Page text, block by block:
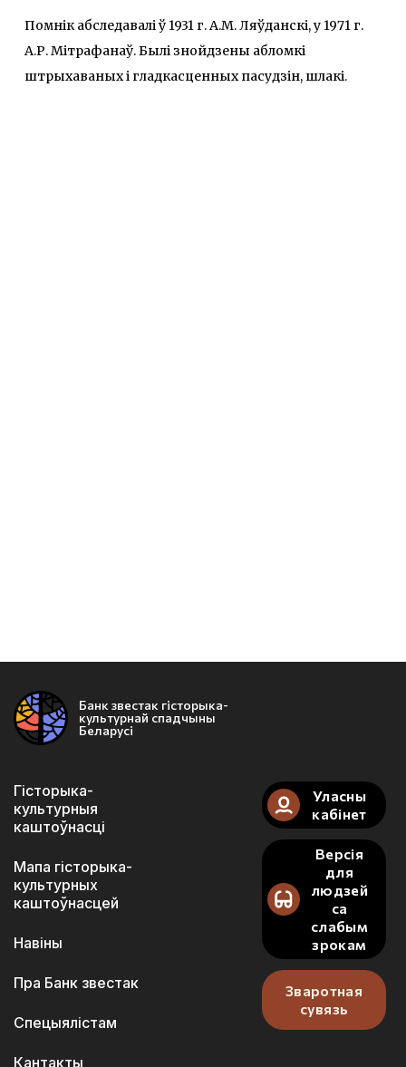
Помнік абследавалі ў 1931 г. А.М. Ляўданскі, у 1971 г.
А.Р. Мітрафанаў. Былі знойдзены абломкі
штрыхаваных і гладкасценных пасудзін, шлакі.
Банк звестак гісторыка-
культурнай спадчыны
Беларусі
Гісторыка-
культурныя
каштоўнасці
Мапа гісторыка-
культурных
каштоўнасцей
Навіны
Пра Банк звестак
Спецыялістам
Кантакты
Уласны
кабінет
Версія
для
людзей
са
слабым
зрокам
Зваротная
сувязь